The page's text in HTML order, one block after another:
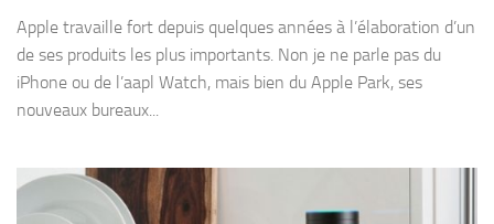
Apple travaille fort depuis quelques années à l’élaboration d’un
de ses produits les plus importants. Non je ne parle pas du
iPhone ou de l’aapl Watch, mais bien du Apple Park, ses
nouveaux bureaux...